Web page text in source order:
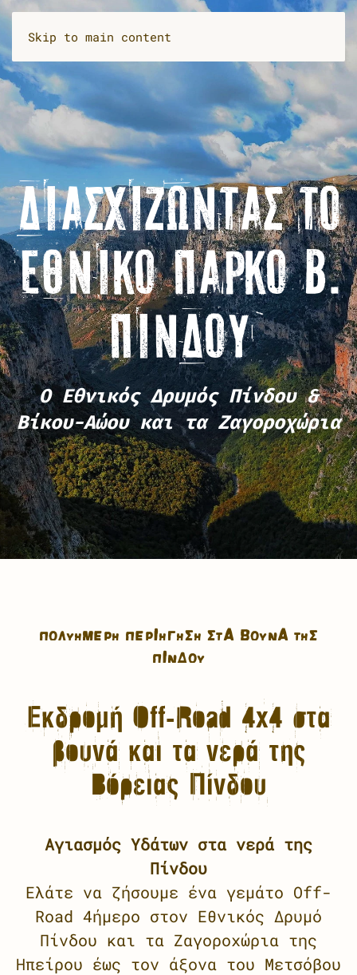
Skip to main content
ΔΙΑΣΧΊΖΩΝΤΑΣ ΤΟ
ΕΘΝΙΚΌ ΠΆΡΚΟ B.
ΠΊΝΔΟΥ
Ο Εθνικός Δρυμός Πίνδου &
Βίκου-Αώου και τα Ζαγοροχώρια
ΠΟΛΥΉΜΕΡΗ ΠΕΡΙΉΓΗΣΗ ΣΤΑ ΒΟΥΝΆ ΤΗΣ
ΠΊΝΔΟΥ
Εκδρομή Off-Road 4x4 στα
βουνά και τα νερά της
Βόρειας Πίνδου
Αγιασμός Υδάτων στα νερά της
Πίνδου
Ελάτε να ζήσουμε ένα γεμάτο Off-
Road 4ήμερο στον Εθνικός Δρυμό
Πίνδου και τα Ζαγοροχώρια της
Ηπείρου έως τον άξονα του Μετσόβου